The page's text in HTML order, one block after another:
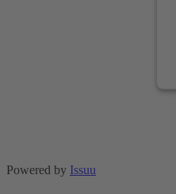
Powered by Issuu